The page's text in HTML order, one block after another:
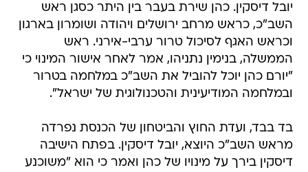
יובל דיסקין. כהן שירת בעבר בין היתר כסגן ראש
השב"כ, כראש מרחב ירושלים ויהודה ושומרון בארגון
וכראש האגף לסיכול טרור ערבי-אירני. ראש
הממשלה, בנימין נתניהו, אמר לאחר אישור המינוי כי
"יורם כהן יוכל להוביל את השב"כ במלחמה בטרור
ובמלחמה המודיעינית והטכנולוגית של ישראל".
בד בבד, ועדת החוץ והביטחון של הכנסת נפרדה
מראש השב"כ היוצא, יובל דיסקין. בפתח הישיבה
דיסקין בירך על מינויו של כהן ואמר כי הוא "משוכנע